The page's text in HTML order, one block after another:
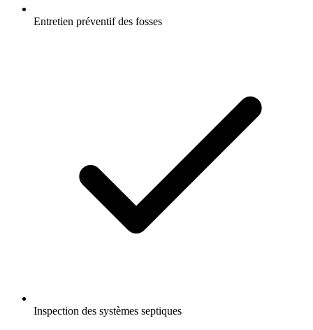
Entretien préventif des fosses
Inspection des systèmes septiques